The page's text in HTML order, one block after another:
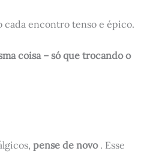
encontro tenso e épico.
coisa – só que trocando o
pense de novo. Esse